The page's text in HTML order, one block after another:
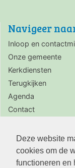
Deze website
cookies om de
functioneren en
Navigeer
Inloop en
Onze gemeente
Kerkdiensten
Terugkijken
Agenda
Contact